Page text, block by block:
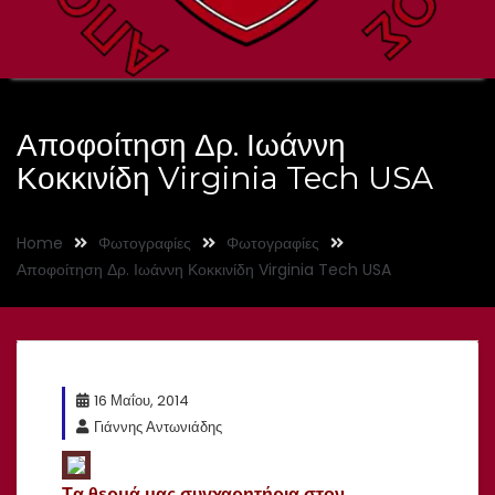
Αποφοίτηση Δρ. Ιωάννη
Κοκκινίδη Virginia Tech USA
Home Φωτογραφίες
Φωτογραφίες
Αποφοίτηση Δρ. Ιωάννη Κοκκινίδη Virginia Tech USA
16 Μαΐου, 2014
Γιάννης Αντωνιάδης